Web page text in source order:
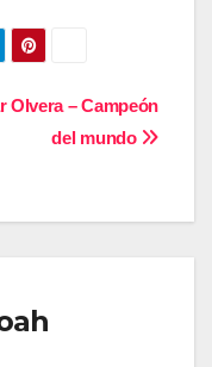
Olvera – Campeón
del mundo